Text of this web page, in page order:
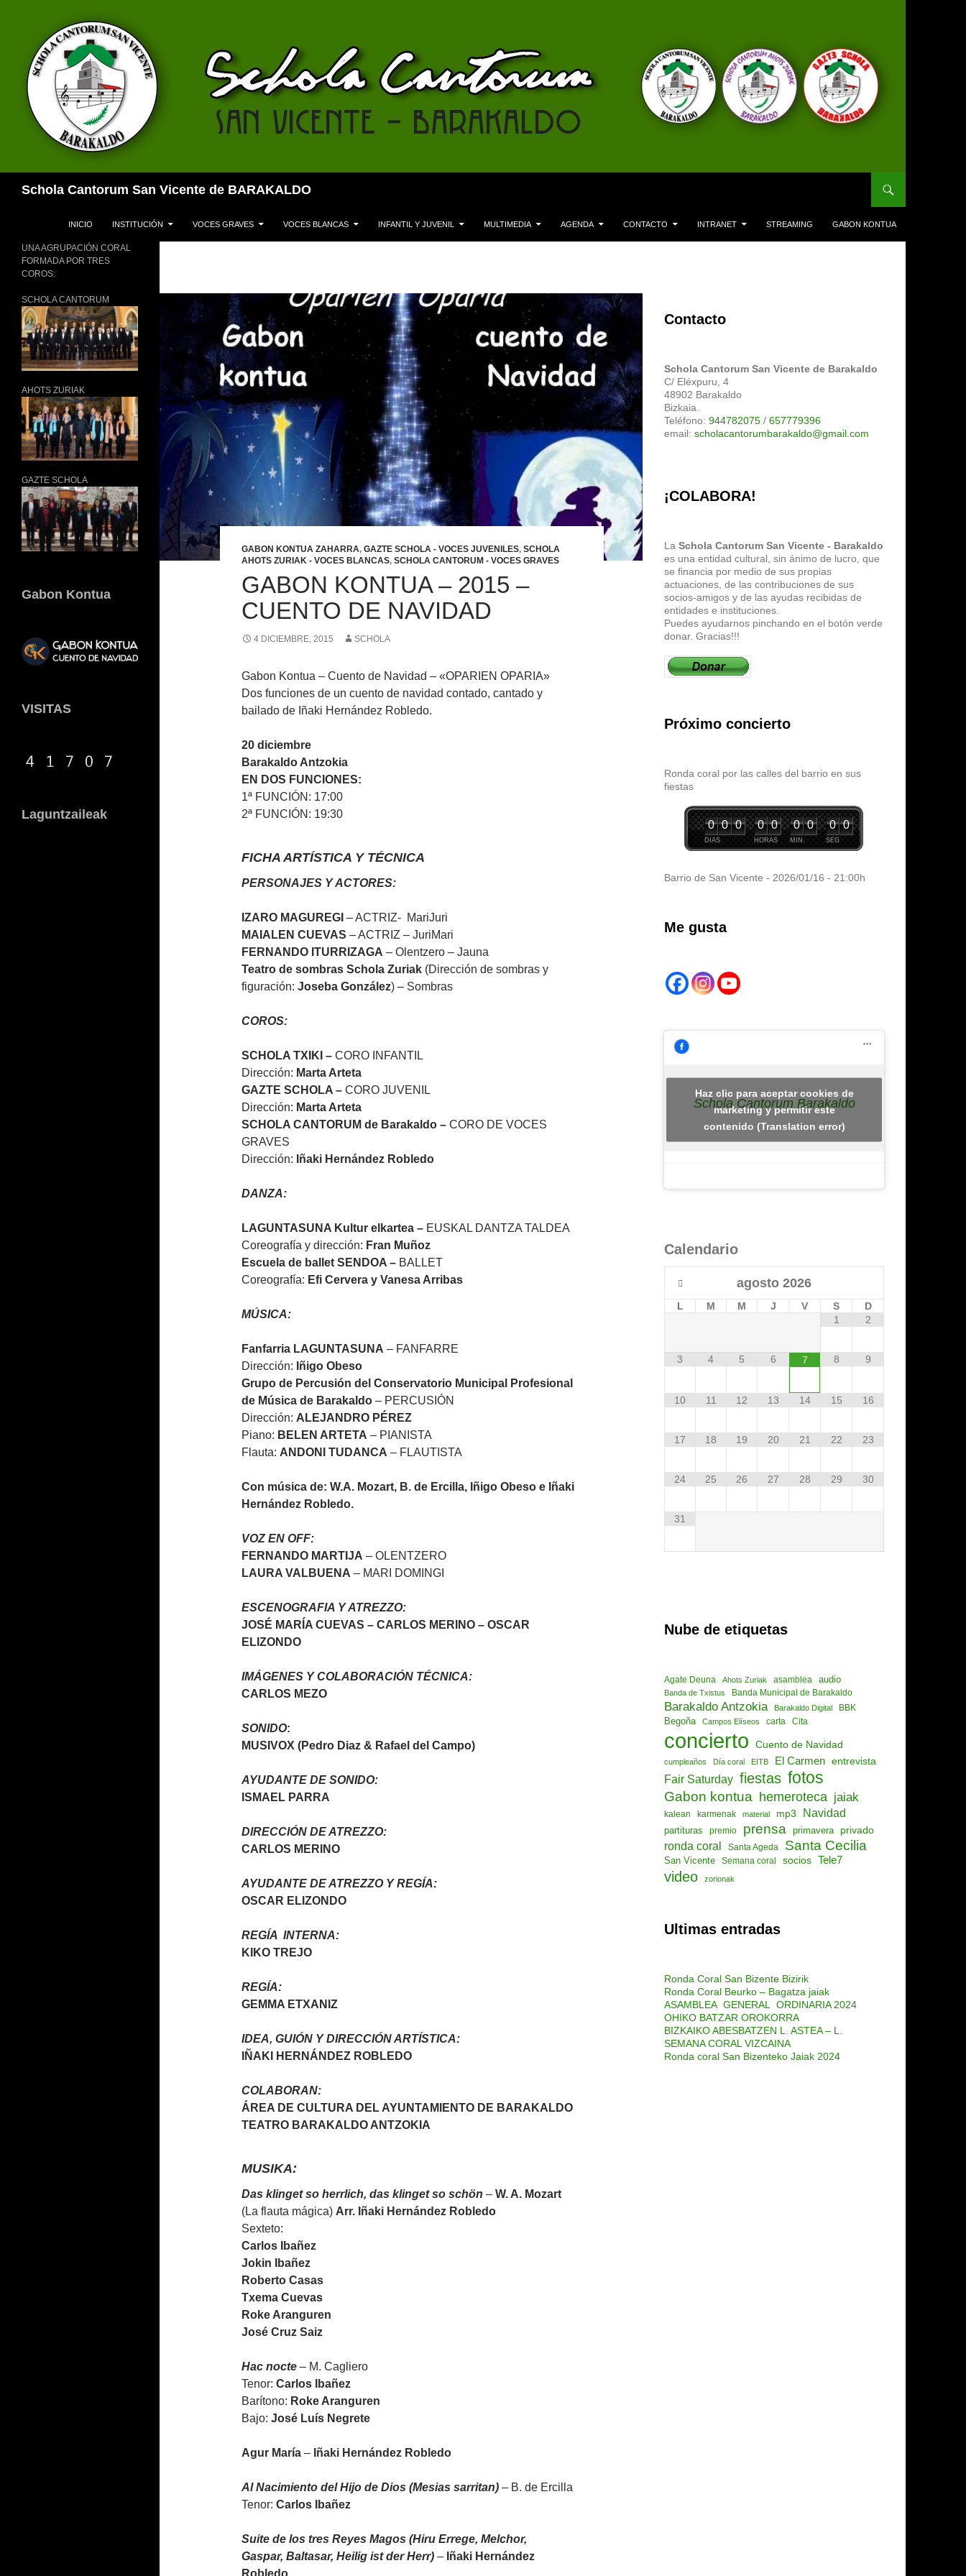
Schola Cantorum San Vicente de BARAKALDO
INICIO
INSTITUCIÓN VOCES GRAVES VOCES BLANCAS INFANTIL Y JUVENIL MULTIMEDIA AGENDA CONTACTO INTRANET STREAMING GABON KONTUA
GABON KONTUA ZAHARRA, GAZTE SCHOLA - VOCES JUVENILES, SCHOLA
AHOTS ZURIAK - VOCES BLANCAS, SCHOLA CANTORUM - VOCES GRAVES
GABON KONTUA – 2015 –
CUENTO DE NAVIDAD
4 DICIEMBRE, 2015 SCHOLA
Gabon Kontua – Cuento de Navidad – «OPARIEN OPARIA»
Dos funciones de un cuento de navidad contado, cantado y
bailado de Iñaki Hernández Robledo.
20 diciembre
Barakaldo Antzokia
EN DOS FUNCIONES:
1ª FUNCIÓN: 17:00
2ª FUNCIÓN: 19:30
FICHA ARTÍSTICA Y TÉCNICA
PERSONAJES Y ACTORES:
IZARO MAGUREGI – ACTRIZ- MariJuri
MAIALEN CUEVAS – ACTRIZ – JuriMari
FERNANDO ITURRIZAGA – Olentzero – Jauna
Teatro de sombras Schola Zuriak (Dirección de sombras y
figuración: Joseba González) – Sombras
COROS:
SCHOLA TXIKI – CORO INFANTIL
Dirección: Marta Arteta
GAZTE SCHOLA – CORO JUVENIL
Dirección: Marta Arteta
SCHOLA CANTORUM de Barakaldo – CORO DE VOCES
GRAVES
Dirección: Iñaki Hernández Robledo
DANZA:
LAGUNTASUNA Kultur elkartea – EUSKAL DANTZA TALDEA
Coreografía y dirección: Fran Muñoz
Escuela de ballet SENDOA – BALLET
Coreografía: Efi Cervera y Vanesa Arribas
MÚSICA:
Fanfarria LAGUNTASUNA – FANFARRE
Dirección: Iñigo Obeso
Grupo de Percusión del Conservatorio Municipal Profesional
de Música de Barakaldo – PERCUSIÓN
Dirección: ALEJANDRO PÉREZ
Piano: BELEN ARTETA – PIANISTA
Flauta: ANDONI TUDANCA – FLAUTISTA
Con música de: W.A. Mozart, B. de Ercilla, Iñigo Obeso e Iñaki
Hernández Robledo.
VOZ EN OFF:
FERNANDO MARTIJA – OLENTZERO
LAURA VALBUENA – MARI DOMINGI
ESCENOGRAFIA Y ATREZZO:
JOSÉ MARÍA CUEVAS – CARLOS MERINO – OSCAR
ELIZONDO
IMÁGENES Y COLABORACIÓN TÉCNICA:
CARLOS MEZO
SONIDO:
MUSIVOX (Pedro Diaz & Rafael del Campo)
AYUDANTE DE SONIDO:
ISMAEL PARRA
DIRECCIÓN DE ATREZZO:
CARLOS MERINO
AYUDANTE DE ATREZZO Y REGÍA:
OSCAR ELIZONDO
REGÍA INTERNA:
KIKO TREJO
REGÍA:
GEMMA ETXANIZ
IDEA, GUIÓN Y DIRECCIÓN ARTÍSTICA:
IÑAKI HERNÁNDEZ ROBLEDO
COLABORAN:
ÁREA DE CULTURA DEL AYUNTAMIENTO DE BARAKALDO
TEATRO BARAKALDO ANTZOKIA
MUSIKA:
Das klinget so herrlich, das klinget so schön – W. A. Mozart
(La flauta mágica) Arr. Iñaki Hernández Robledo
Sexteto:
Carlos Ibañez
Jokin Ibañez
Roberto Casas
Txema Cuevas
Roke Aranguren
José Cruz Saiz
Hac nocte – M. Cagliero
Tenor: Carlos Ibañez
Barítono: Roke Aranguren
Bajo: José Luís Negrete
Agur María – Iñaki Hernández Robledo
Al Nacimiento del Hijo de Dios (Mesias sarritan) – B. de Ercilla
Tenor: Carlos Ibañez
Suite de los tres Reyes Magos (Hiru Errege, Melchor,
Gaspar, Baltasar, Heilig ist der Herr) – Iñaki Hernández
Robledo
Contacto
Schola Cantorum San Vicente de Barakaldo
C/ Eléxpuru, 4
48902 Barakaldo
Bizkaia.
Teléfono: 944782075 / 657779396
email: scholacantorumbarakaldo@gmail.com
¡COLABORA!
La Schola Cantorum San Vicente - Barakaldo
es una entidad cultural, sin ánimo de lucro, que
se financia por medio de sus propias
actuaciones, de las contribuciones de sus
socios-amigos y de las ayudas recibidas de
entidades e instituciones.
Puedes ayudarnos pinchando en el botón verde
donar. Gracias!!!
Próximo concierto
Ronda coral por las calles del barrio en sus
fiestas
DIAS
0 0 0
HORAS
0 0
MIN.
0 0
SEG
0 0
Barrio de San Vicente - 2026/01/16 - 21:00h
Me gusta
Schola Cantorum Barakaldo
Haz clic para aceptar cookies de
marketing y permitir este
contenido (Translation error)
Calendario
agosto 2026
L M M J V S
D
1
2
3 4 5 6 7 8 9
10 11 12 13 14 15 16
17 18 19 20 21 22 23
24 25 26 27 28 29 30
31
Nube de etiquetas
Agate Deuna Ahots Zuriak asamblea audio
Banda de Txistus Banda Municipal de Barakaldo
Barakaldo Antzokia Barakaldo Digital BBK
Begoña Campos Elíseos carta Cita
concierto Cuento de Navidad
cumpleaños Día coral EITB El Carmen entrevista
Fair Saturday fiestas fotos
Gabon kontua hemeroteca jaiak
kalean karmenak material mp3 Navidad
partituras premio prensa primavera privado
ronda coral Santa Ageda Santa Cecilia
San Vicente Semana coral socios Tele7
video zorionak
Ultimas entradas
Ronda Coral San Bizente Bizirik
Ronda Coral Beurko – Bagatza jaiak
ASAMBLEA GENERAL ORDINARIA 2024
OHIKO BATZAR OROKORRA
BIZKAIKO ABESBATZEN L. ASTEA – L.
SEMANA CORAL VIZCAINA
Ronda coral San Bizenteko Jaiak 2024
UNA AGRUPACIÓN CORAL
FORMADA POR TRES
COROS:
SCHOLA CANTORUM
AHOTS ZURIAK
GAZTE SCHOLA
Gabon Kontua
VISITAS
Laguntzaileak